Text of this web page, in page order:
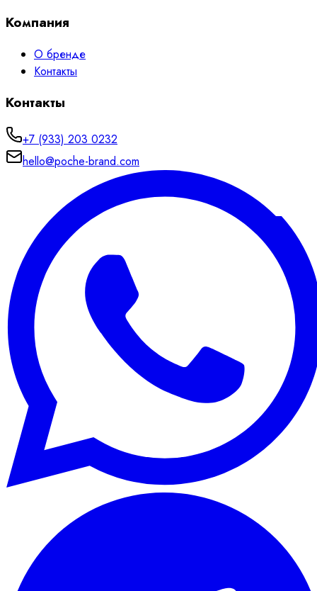
Компания
О бренде
Контакты
Контакты
+7 (933) 203 0232
hello@poche-brand.com